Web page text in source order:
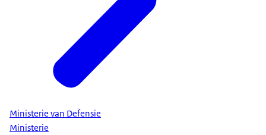
Ministerie van Defensie
Ministerie